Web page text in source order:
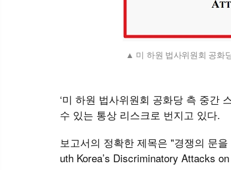
미 하원 법사위원회 공화
‘미 하원 법사위원회 공화당 측 중간
수 있는 통상 리스크로 번지고 있다.
보고서의 정확한 제목은 "경쟁의 문
uth Korea’s Discriminatory Attacks